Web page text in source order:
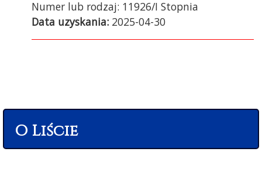
11926/I Stopnia
Data uzyskania:2025-04-30
O Liście